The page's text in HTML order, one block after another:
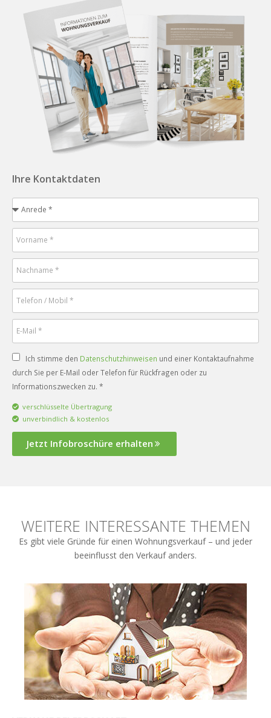
Ihre Kontaktdaten
Ich stimme den Datenschutzhinweisen und einer Kontaktaufnahme
durch Sie per E-Mail oder Telefon für Rückfragen oder zu
Informationszwecken zu. *
verschlüsselte Übertragung
unverbindlich & kostenlos
Jetzt Infobroschüre erhalten
WEITERE INTERESSANTE THEMEN
Es gibt viele Gründe für einen Wohnungsverkauf – und jeder
beeinflusst den Verkauf anders.